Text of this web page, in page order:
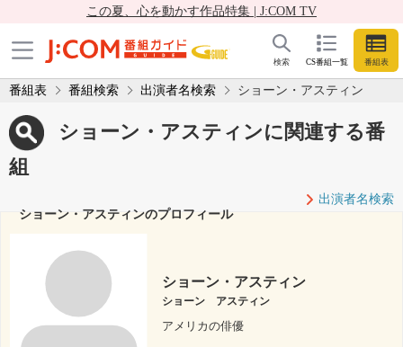
この夏、心を動かす作品特集 | J:COM TV
CS番組一覧 番組表
検索
番組表 番組検索 出演者名検索 ショーン・アスティン
ショーン・アスティンに関連する番
組
出演者名検索
ショーン・アスティンのプロフィール
ショーン・アスティン
ショーン アスティン
アメリカの俳優